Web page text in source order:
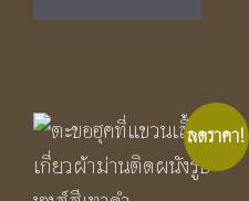
ลดราคา!